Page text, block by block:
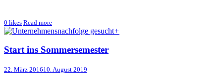
0 likes Read more
+
Start ins Sommersemester
22. März 201610. August 2019